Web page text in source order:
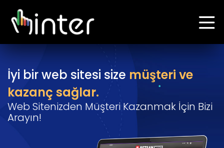
İyi bir web sitesi size müşteri ve
kazanç sağlar.
Web Sitenizden Müşteri Kazanmak İçin Bizi
Arayın!